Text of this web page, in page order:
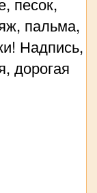
пальма,
Надпись,
дорогая